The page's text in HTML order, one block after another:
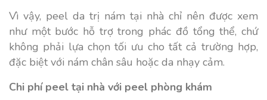
Vì vậy, peel da trị nám tại nhà chỉ nên được xem
như một bước hỗ trợ trong phác đồ tổng thể, chứ
không phải lựa chọn tối ưu cho tất cả trường hợp,
đặc biệt với nám chân sâu hoặc da nhạy cảm.
Chi phí peel tại nhà với peel phòng khám